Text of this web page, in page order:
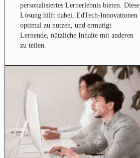
personalisiertes Lernerlebnis bieten. Diese
Lösung hilft dabei, EdTech-Innovationen
optimal zu nutzen, und ermutigt
Lernende, nützliche Inhalte mit anderen
zu teilen.